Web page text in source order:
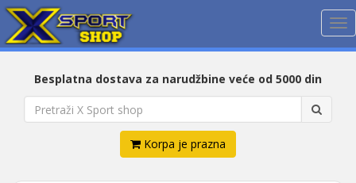
Besplatna dostava za narudžbine veće od 5000 din
Korpa je prazna